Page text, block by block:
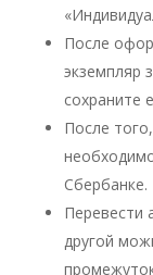
После
экземпляр
сохраните
После
Сбербанке.
Перевести
другой